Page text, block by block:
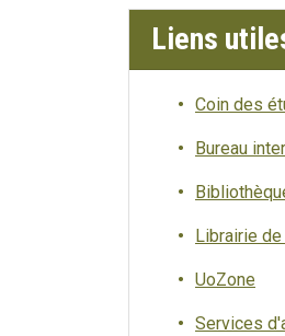
Liens
Coin des
Bureau
Librairie
UoZone
Services